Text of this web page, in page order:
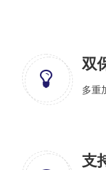
双
多重
支